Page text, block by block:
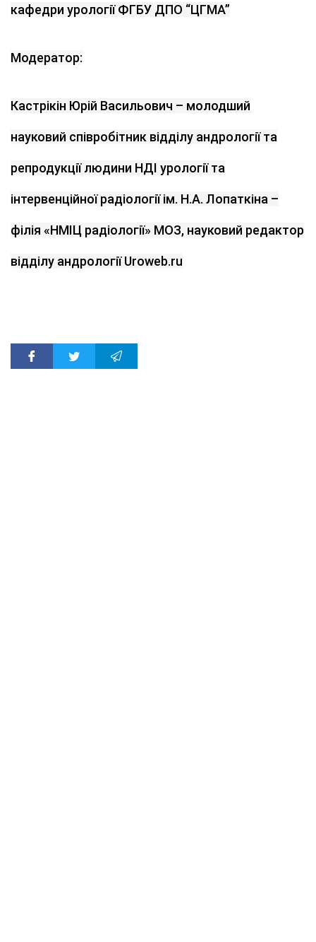
кафедри урології ФГБУ ДПО “ЦГМА”
Модератор:
Кастрікін Юрій Васильович – молодший
науковий співробітник відділу андрології та
репродукції людини НДІ урології та
інтервенційної радіології ім. Н.А. Лопаткіна –
філія «НМІЦ радіології» МОЗ, науковий редактор
відділу андрології Uroweb.ru